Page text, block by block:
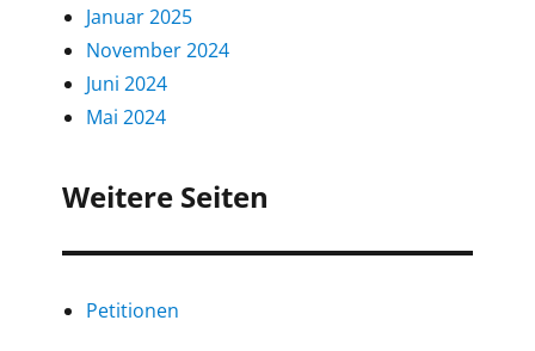
Januar 2025
November 2024
Juni 2024
Mai 2024
Weitere Seiten
Petitionen